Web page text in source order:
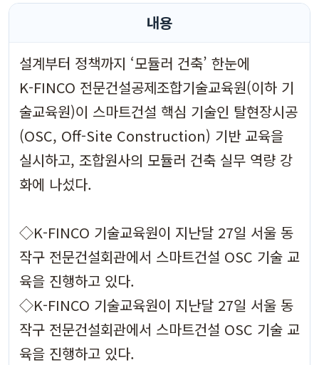
내용
설계부터 정책까지 ‘모듈러 건축’ 한눈에
K-FINCO 전문건설공제조합기술교육원(이하 기
술교육원)이 스마트건설 핵심 기술인 탈현장시공
(OSC, Off-Site Construction) 기반 교육을
실시하고, 조합원사의 모듈러 건축 실무 역량 강
화에 나섰다.
◇K-FINCO 기술교육원이 지난달 27일 서울 동
작구 전문건설회관에서 스마트건설 OSC 기술 교
육을 진행하고 있다.
◇K-FINCO 기술교육원이 지난달 27일 서울 동
작구 전문건설회관에서 스마트건설 OSC 기술 교
육을 진행하고 있다.